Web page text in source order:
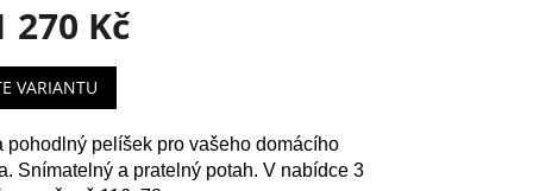
270 Kč
VARIANTU
pohodlný pelíšek pro vašeho domácího
Snímatelný a pratelný potah. V nabídce 3